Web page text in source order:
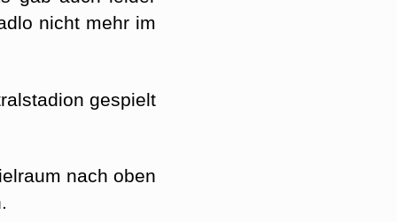
nicht mehr im
gespielt
nach oben